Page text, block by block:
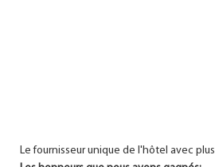
Le fournisseur unique de l'hôtel avec